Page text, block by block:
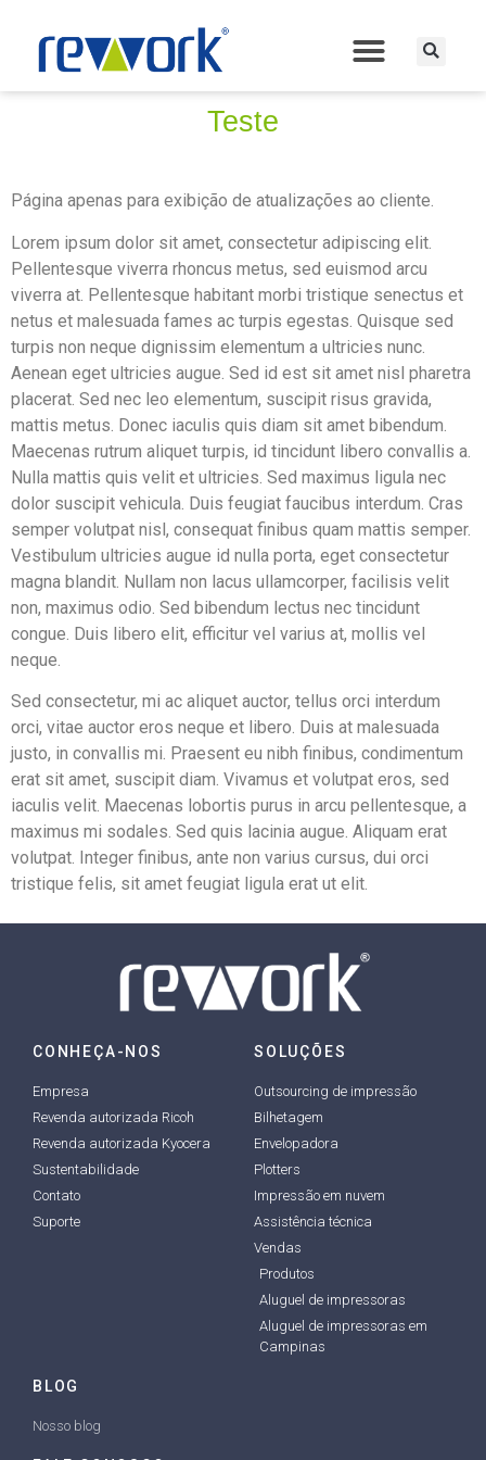
Teste
Página apenas para exibição de atualizações ao cliente.
Lorem ipsum dolor sit amet, consectetur adipiscing elit.
Pellentesque viverra rhoncus metus, sed euismod arcu
viverra at. Pellentesque habitant morbi tristique senectus et
netus et malesuada fames ac turpis egestas. Quisque sed
turpis non neque dignissim elementum a ultricies nunc.
Aenean eget ultricies augue. Sed id est sit amet nisl pharetra
placerat. Sed nec leo elementum, suscipit risus gravida,
mattis metus. Donec iaculis quis diam sit amet bibendum.
Maecenas rutrum aliquet turpis, id tincidunt libero convallis a.
Nulla mattis quis velit et ultricies. Sed maximus ligula nec
dolor suscipit vehicula. Duis feugiat faucibus interdum. Cras
semper volutpat nisl, consequat finibus quam mattis semper.
Vestibulum ultricies augue id nulla porta, eget consectetur
magna blandit. Nullam non lacus ullamcorper, facilisis velit
non, maximus odio. Sed bibendum lectus nec tincidunt
congue. Duis libero elit, efficitur vel varius at, mollis vel
neque.
Sed consectetur, mi ac aliquet auctor, tellus orci interdum
orci, vitae auctor eros neque et libero. Duis at malesuada
justo, in convallis mi. Praesent eu nibh finibus, condimentum
erat sit amet, suscipit diam. Vivamus et volutpat eros, sed
iaculis velit. Maecenas lobortis purus in arcu pellentesque, a
maximus mi sodales. Sed quis lacinia augue. Aliquam erat
volutpat. Integer finibus, ante non varius cursus, dui orci
tristique felis, sit amet feugiat ligula erat ut elit.
CONHEÇA-NOS
Empresa
Revenda autorizada Ricoh
Revenda autorizada Kyocera
Sustentabilidade
Contato
Suporte
SOLUÇÕES
Outsourcing de impressão
Bilhetagem
Envelopadora
Plotters
Impressão em nuvem
Assistência técnica
Vendas
Produtos
Aluguel de impressoras
Aluguel de impressoras em
Campinas
BLOG
Nosso blog